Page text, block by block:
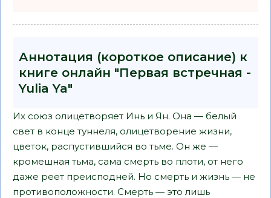
Аннотация (короткое описание) к
книге онлайн "Первая встречная -
Yulia Ya"
Их союз олицетворяет Инь и Ян. Она — белый
свет в конце туннеля, олицетворение жизни,
цветок, распустившийся во тьме. Он же —
кромешная тьма, сама смерть во плоти, от него
даже реет преисподней. Но смерть и жизнь — не
противоположности. Смерть — это лишь